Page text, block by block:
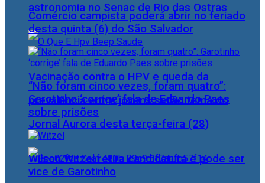
astronomia no Senac de Rio das Ostras
Vacinação contra o HPV e queda da
prevalência entre jovens serão tema do
Jornal Aurora desta terça-feira (28)
Comércio campista poderá abrir no feriado
desta quinta (6) do São Salvador
“Não foram cinco vezes, foram quatro”:
Garotinho ‘corrige’ fala de Eduardo Paes
sobre prisões
Wilson Witzel retira candidatura e pode ser
vice de Garotinho